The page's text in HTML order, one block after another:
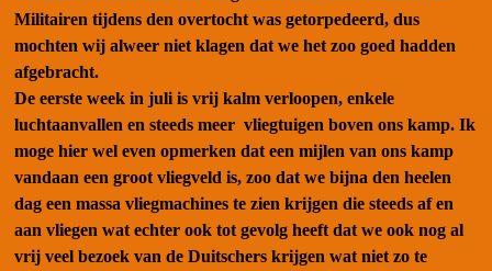
Militairen tijdens den overtocht was getorpedeerd, dus
mochten wij alweer niet klagen dat we het zoo goed hadden
afgebracht.
De eerste week in juli is vrij kalm verloopen, enkele
luchtaanvallen en steeds meer vliegtuigen boven ons kamp. Ik
moge hier wel even opmerken dat een mijlen van ons kamp
vandaan een groot vliegveld is, zoo dat we bijna den heelen
dag een massa vliegmachines te zien krijgen die steeds af en
aan vliegen wat echter ook tot gevolg heeft dat we ook nog al
vrij veel bezoek van de Duitschers krijgen wat niet zo te